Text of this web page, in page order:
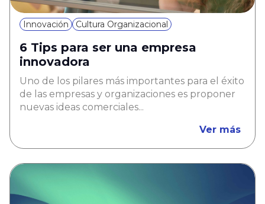
Innovación Cultura Organizacional
6 Tips para ser una empresa
innovadora
Uno de los pilares más importantes para el éxito
de las empresas y organizaciones es proponer
nuevas ideas comerciales...
Ver más